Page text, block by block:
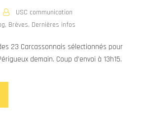
USC communication
, Brèves, Dernières infos
23 Carcassonnais sélectionnés pour
demain. Coup d’envoi à 13h15.